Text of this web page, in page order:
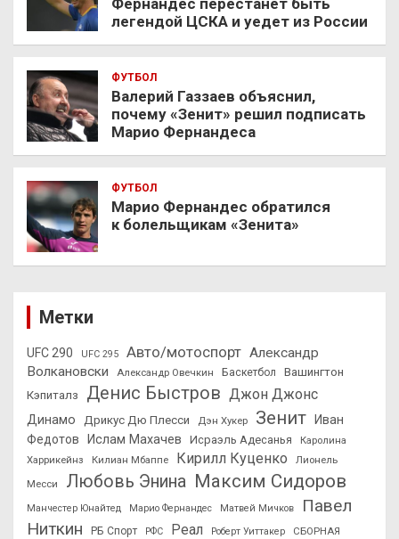
Фернандес перестанет быть
легендой ЦСКА и уедет из России
ФУТБОЛ
Валерий Газзаев объяснил,
почему «Зенит» решил подписать
Марио Фернандеса
ФУТБОЛ
Марио Фернандес обратился
к болельщикам «Зенита»
Метки
UFC 290 UFC 295 Авто/мотоспорт Александр
Волкановски
Александр Овечкин Баскетбол
Вашингтон
Кэпиталз
Денис Быстров Джон Джонс
Динамо Дрикус Дю Плесси Дэн Хукер Зенит
Иван
Федотов
Ислам Махачев Исраэль Адесанья
Каролина
Харрикейнз
Килиан Мбаппе Кирилл Куценко
Лионель
Месси
Любовь Энина Максим Сидоров
Манчестер Юнайтед Марио Фернандес Матвей Мичков
Павел
Ниткин
РБ Спорт РФС Реал Роберт Уиттакер
СБОРНАЯ